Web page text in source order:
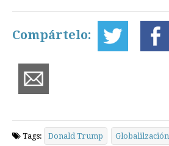
Compártelo:
Tags: Donald Trump Globalilzación